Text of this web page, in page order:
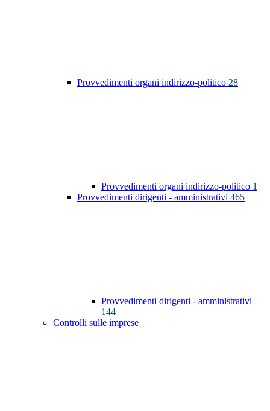
Provvedimenti organi indirizzo-politico 28
Provvedimenti organi indirizzo-politico 1
Provvedimenti dirigenti - amministrativi 465
Provvedimenti dirigenti - amministrativi
144
Controlli sulle imprese